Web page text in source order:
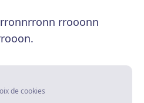
rrooonn
de cookies